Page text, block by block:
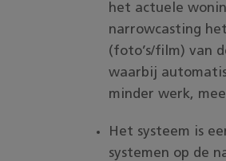
het actuele
narrowcasting
(foto’s/film) van
waarbij
minder werk,
Het systeem is
systemen op de